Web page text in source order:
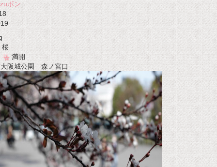
ボン
桜
満開
阪城公園 森ノ宮口